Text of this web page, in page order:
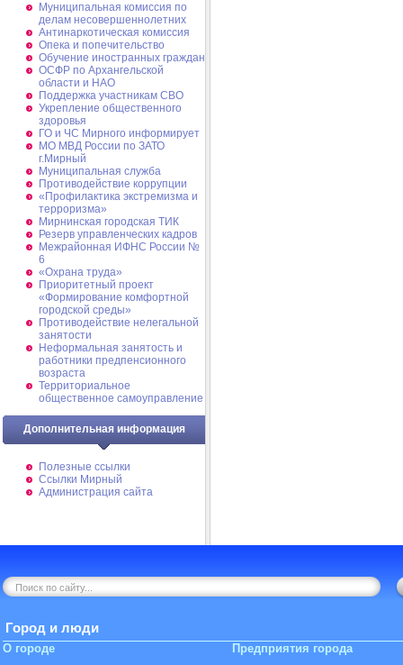
Муниципальная комиссия по
делам несовершеннолетних
Антинаркотическая комиссия
Опека и попечительство
Обучение иностранных граждан
ОСФР по Архангельской
области и НАО
Поддержка участникам СВО
Укрепление общественного
здоровья
ГО и ЧС Мирного информирует
МО МВД России по ЗАТО
г.Мирный
Муниципальная cлужба
Противодействие коррупции
«Профилактика экстремизма и
терроризма»
Мирнинская городская ТИК
Резерв управленческих кадров
Межрайонная ИФНС России №
6
«Охрана труда»
Приоритетный проект
«Формирование комфортной
городской среды»
Противодействие нелегальной
занятости
Неформальная занятость и
работники предпенсионного
возраста
Территориальное
общественное самоуправление
Дополнительная информация
Полезные ссылки
Ссылки Мирный
Администрация сайта
Город и люди
О городе Предприятия города